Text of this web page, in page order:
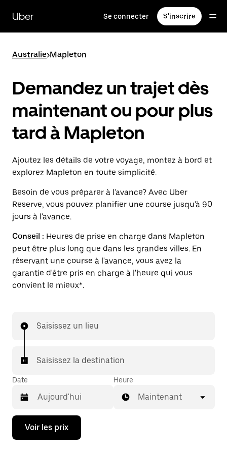
contenu
principal
Uber Se connecter S'inscrire
Australie>Mapleton
Demandez un trajet dès
maintenant ou pour plus
tard à Mapleton
Ajoutez les détails de votre voyage, montez à bord et
explorez Mapleton en toute simplicité.
Besoin de vous préparer à l'avance? Avec Uber
Reserve, vous pouvez planifier une course jusqu'à 90
jours à l'avance.
Conseil : Heures de prise en charge dans Mapleton
peut être plus long que dans les grandes villes. En
réservant une course à l'avance, vous avez la
garantie d'être pris en charge à l'heure qui vous
convient le mieux*.
Saisissez un lieu
Saisissez la destination
Date
Appuyez
la
Heure
Maintenant
Voir les prix